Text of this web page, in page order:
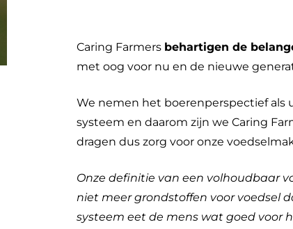
Caring Farmers behartigen de
met oog voor nu en de nieuwe
We nemen het boerenperspectief als
systeem en daarom zijn we Caring
dragen dus zorg voor onze
Onze definitie van een volhoudbaar
niet meer grondstoffen voor voedsel
systeem eet de mens wat goed voor